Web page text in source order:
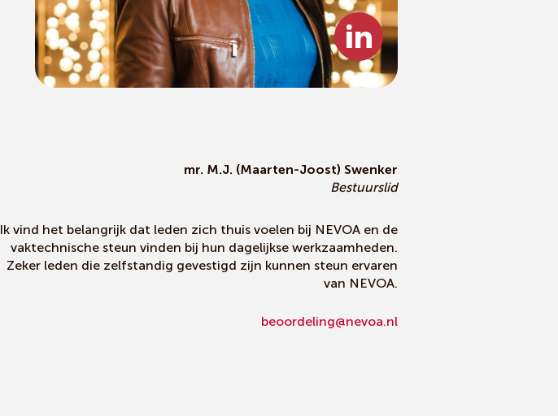
mr. M.J. (Maarten-Joost) Swenker
Bestuurslid
Ik vind het belangrijk dat leden zich thuis voelen bij NEVOA en de
vaktechnische steun vinden bij hun dagelijkse werkzaamheden.
Zeker leden die zelfstandig gevestigd zijn kunnen steun ervaren
van NEVOA.
beoordeling@nevoa.nl